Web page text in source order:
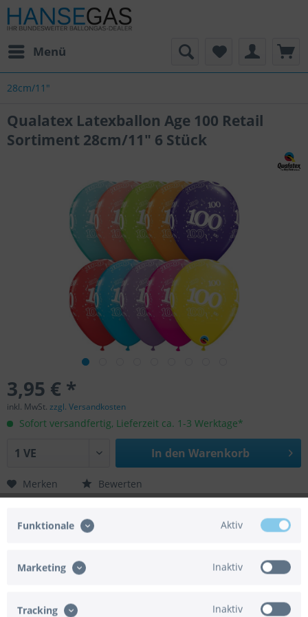
Menü
28cm/11"
Qualatex Latexballon Age 100 Retail
Sortiment 28cm/11" 6 Stück
3,95 € *
inkl. MwSt. zzgl. Versandkosten
Sofort versandfertig, Lieferzeit ca. 1-3 Werktage*
In den Warenkorb
Merken Bewerten
EAN/UPC:
Luft geeignet:
Gasbedarf:
Achtung:
Der Artikel wird ohne Gasfüllung
Funktionale Aktiv
Marketing Inaktiv
Tracking Inaktiv